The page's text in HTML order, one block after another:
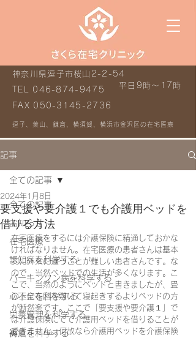
平日9時～17時
神奈川県逗子市桜山2-2-54
TEL 046-874-9475
FAX 050-3145-2736
逗子、葉山、鎌倉、横須賀、横浜市金沢区の在宅医療
記事
全ての記事
お知らせ
在宅医療
認知症を科学する
パーキンソン病を科学する
心不全を科学する
栄養管理を科学する
褥瘡を科学する
全ての記事
要支援や要介護１でも介護用ベッドを
借りる方法
2024年1月8日
在宅医療をするには介護保険に精通しておかな
ければなりません。在宅医療の患者さんは基本
的に外来に通うことが難しい患者さんです。な
ので、当然ベッドでの生活が多くなります。こ
こで、当然のようにベッドと書きましたが、畳
の上に布団を敷いて寝起きするよりベッドの方
が断然楽です。ここで「要支援や要介護１」で
は介護保険にてで介護用ベッドを借りることが
できません。何故なら介護用ベッドを介護保険